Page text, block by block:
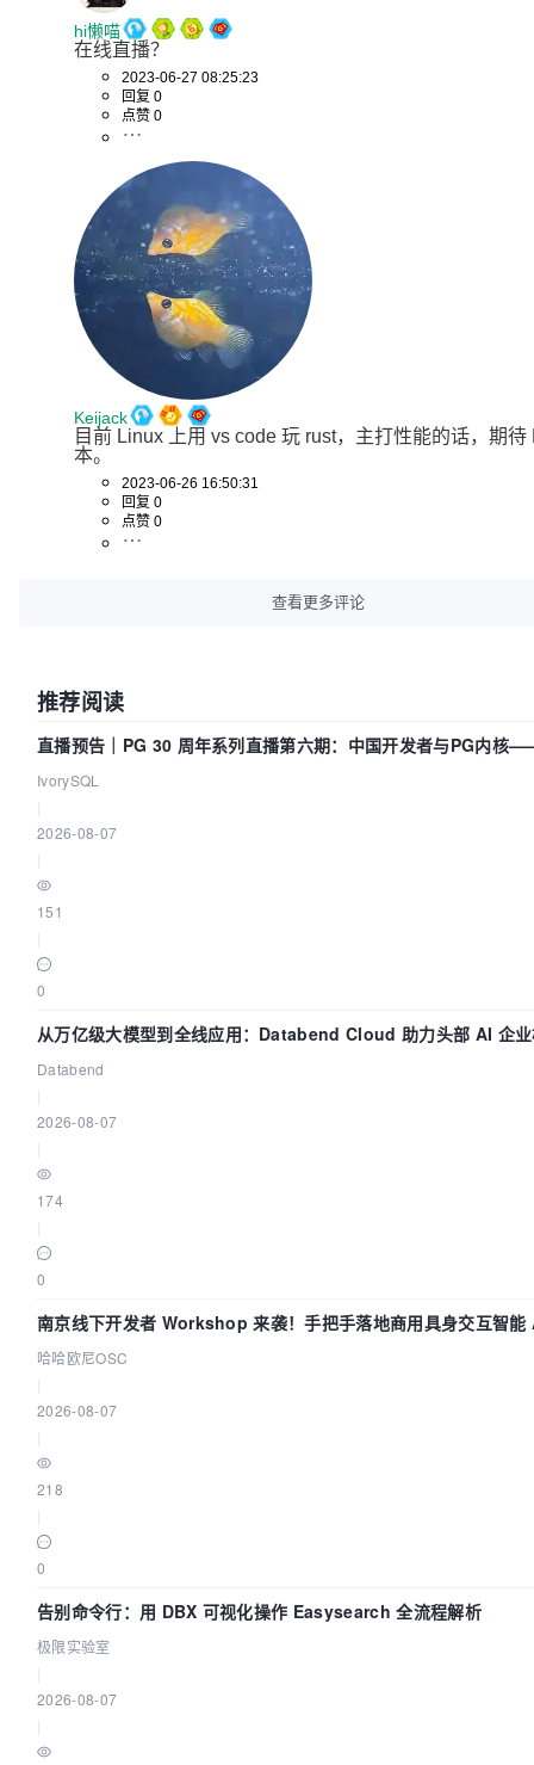
hi懒喵
在线直播？
2023-06-27 08:25:23
回复 0
点赞 0
Keijack
目前 Linux 上用 vs code 玩 rust，主打性能的话，期待
本。
2023-06-26 16:50:31
回复 0
点赞 0
查看更多评论
推荐阅读
直播预告｜PG 30 周年系列直播第六期：中国开发者与PG内核
得动吗？我们贡献了什么？
IvorySQL
2026-08-07
151
0
从万亿级大模型到全线应用：Databend Cloud 助力头部 AI 企
路 Trace 数据管道
Databend
2026-08-07
174
0
南京线下开发者 Workshop 来袭！手把手落地商用具身交互智
应用
哈哈欧尼OSC
2026-08-07
218
0
告别命令行：用 DBX 可视化操作 Easysearch 全流程解析
极限实验室
2026-08-07